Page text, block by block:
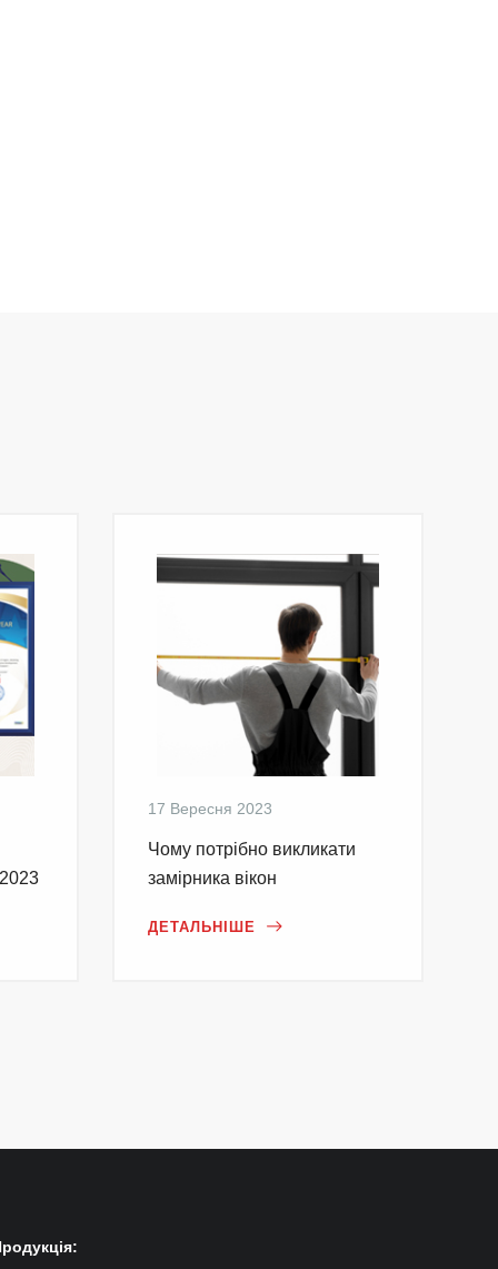
17 Вересня 2023
Чому потрібно викликати
замірника вікон
ДЕТАЛЬНІШЕ